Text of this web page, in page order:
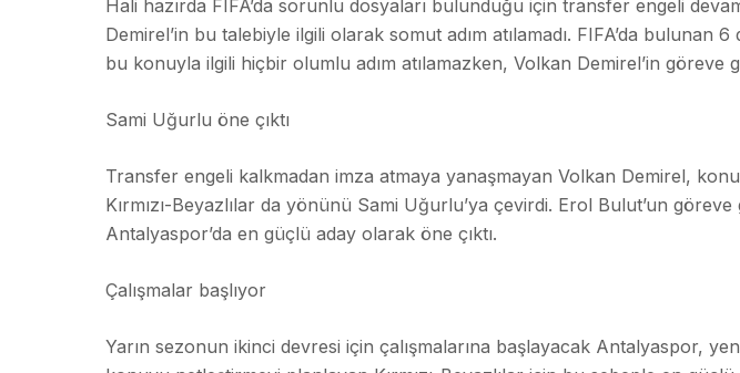
Hali hazırda FIFA’da sorunlu dosyaları bulunduğu için transfer engeli
Demirel’in bu talebiyle ilgili olarak somut adım atılamadı. FIFA’da
bu konuyla ilgili hiçbir olumlu adım atılamazken, Volkan Demirel’in göreve
Sami Uğurlu öne çıktı
Transfer engeli kalkmadan imza atmaya yanaşmayan Volkan Demirel,
Kırmızı-Beyazlılar da yönünü Sami Uğurlu’ya çevirdi. Erol Bulut’un
Antalyaspor’da en güçlü aday olarak öne çıktı.
Çalışmalar başlıyor
Yarın sezonun ikinci devresi için çalışmalarına başlayacak Antalyaspor,